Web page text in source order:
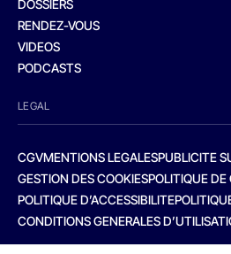
DOSSIERS
RENDEZ-VOUS
VIDEOS
PODCASTS
LEGAL
CGVMENTIONS LEGALESPUBLICITE
GESTION DES COOKIESPOLITIQUE
POLITIQUE D’ACCESSIBILITE
CONDITIONS GENERALES